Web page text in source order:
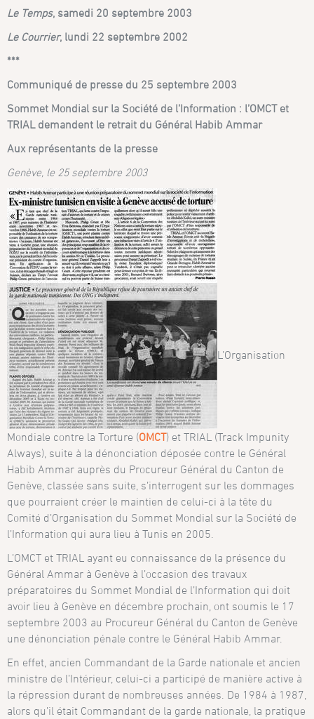
Le Temps, samedi 20 septembre 2003
Le Courrier, lundi 22 septembre 2002
***
Communiqué de presse du 25 septembre 2003
Sommet Mondial sur la Société de l’Information : l’OMCT et
TRIAL demandent le retrait du Général Habib Ammar
Aux représentants de la presse
Genève, le 25 septembre 2003
L’Organisation
Mondiale contre la Torture (OMCT) et TRIAL (Track Impunity
Always), suite à la dénonciation déposée contre le Général
Habib Ammar auprès du Procureur Général du Canton de
Genève, classée sans suite, s’interrogent sur les dommages
que pourraient créer le maintien de celui-ci à la tête du
Comité d’Organisation du Sommet Mondial sur la Société de
l’Information qui aura lieu à Tunis en 2005.
L’OMCT et TRIAL ayant eu connaissance de la présence du
Général Ammar à Genève à l’occasion des travaux
préparatoires du Sommet Mondial de l’Information qui doit
avoir lieu à Genève en décembre prochain, ont soumis le 17
septembre 2003 au Procureur Général du Canton de Genève
une dénonciation pénale contre le Général Habib Ammar.
En effet, ancien Commandant de la Garde nationale et ancien
ministre de l’Intérieur, celui-ci a participé de manière active à
la répression durant de nombreuses années. De 1984 à 1987,
alors qu’il était Commandant de la garde nationale, la pratique